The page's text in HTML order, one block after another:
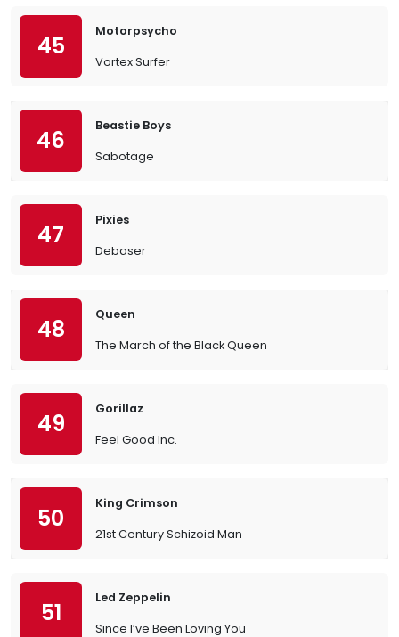
45
Motorpsycho
Vortex Surfer
46
Beastie Boys
Sabotage
47
Pixies
Debaser
48
Queen
The March of the Black Queen
49
Gorillaz
Feel Good Inc.
50
King Crimson
21st Century Schizoid Man
51
Led Zeppelin
Since I’ve Been Loving You